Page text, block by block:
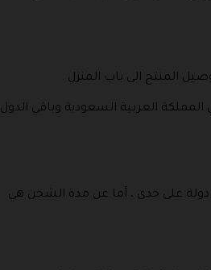
المنتج الى باب المنزل .
أو ما يعادلها في المملكة العربية السعودية وباقي الدول
على حدى ، أما عن مدة الشحن هي